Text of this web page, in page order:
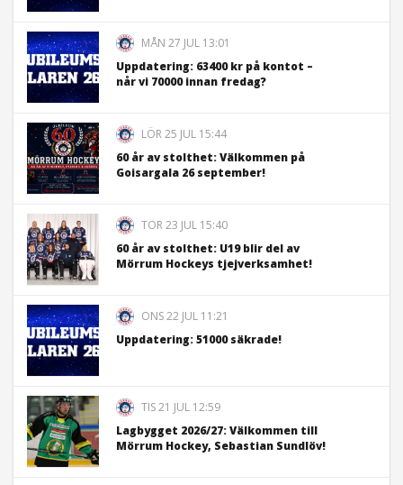
MÅN 27 JUL 13:01
Uppdatering: 63400 kr på kontot –
når vi 70000 innan fredag?
LÖR 25 JUL 15:44
60 år av stolthet: Välkommen på
Goisargala 26 september!
TOR 23 JUL 15:40
60 år av stolthet: U19 blir del av
Mörrum Hockeys tjejverksamhet!
ONS 22 JUL 11:21
Uppdatering: 51000 säkrade!
TIS 21 JUL 12:59
Lagbygget 2026/27: Välkommen till
Mörrum Hockey, Sebastian Sundlöv!